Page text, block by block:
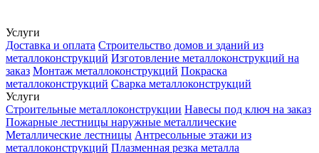
Услуги
Доставка и оплата Строительство домов и зданий из
металлоконструкций Изготовление металлоконструкций на
заказ Монтаж металлоконструкций Покраска
металлоконструкций Сварка металлоконструкций
Услуги
Строительные металлоконструкции Навесы под ключ на заказ
Пожарные лестницы наружные металлические
Металлические лестницы Антресольные этажи из
металлоконструкций Плазменная резка металла